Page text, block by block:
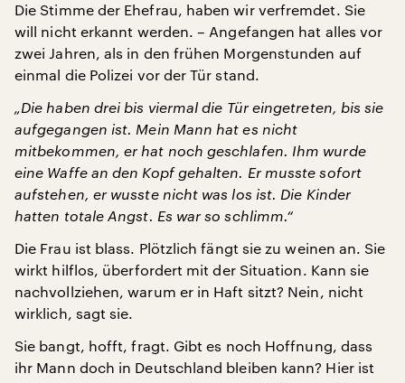
Die Stimme der Ehefrau, haben wir verfremdet. Sie
will nicht erkannt werden. – Angefangen hat alles vor
zwei Jahren, als in den frühen Morgenstunden auf
einmal die Polizei vor der Tür stand.
„Die haben drei bis viermal die Tür eingetreten, bis sie
aufgegangen ist. Mein Mann hat es nicht
mitbekommen, er hat noch geschlafen. Ihm wurde
eine Waffe an den Kopf gehalten. Er musste sofort
aufstehen, er wusste nicht was los ist. Die Kinder
hatten totale Angst. Es war so schlimm.“
Die Frau ist blass. Plötzlich fängt sie zu weinen an. Sie
wirkt hilflos, überfordert mit der Situation. Kann sie
nachvollziehen, warum er in Haft sitzt? Nein, nicht
wirklich, sagt sie.
Sie bangt, hofft, fragt. Gibt es noch Hoffnung, dass
ihr Mann doch in Deutschland bleiben kann? Hier ist